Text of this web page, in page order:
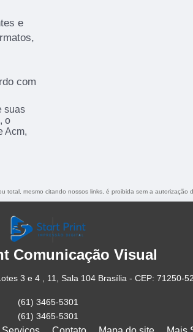
e
com
suas
o
Acm,
total, mesmo citando nossos links, é proibida sem a
Comunicação Visual
3 e 4 , 11, Sala 104 Brasília - CEP: 71250-
(61) 3465-5301
(61) 3465-5301